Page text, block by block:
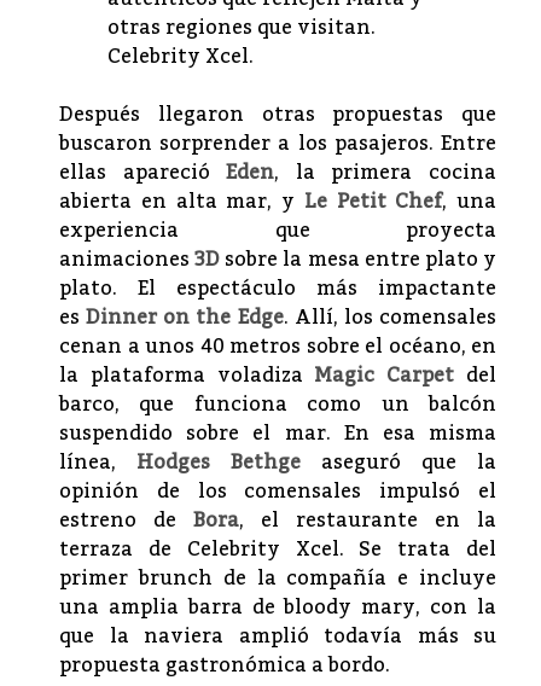
otras regiones que visitan.
Celebrity Xcel.
Después llegaron otras propuestas que
buscaron sorprender a los pasajeros. Entre
ellas aparecióEden, la primera cocina
abierta en alta mar, y Le Petit Chef, una
experiencia que proyecta
animaciones3Dsobre la mesa entre plato y
plato. El espectáculo más impactante
esDinner on the Edge. Allí, los comensales
cenan a unos 40 metros sobre el océano, en
la plataforma voladiza Magic Carpet del
barco, que funciona como un balcón
suspendido sobre el mar. En esa misma
línea, Hodges Bethge aseguró que la
opinión de los comensales impulsó el
estreno de Bora, el restaurante en la
terraza de Celebrity Xcel. Se trata del
primer brunch de la compañía e incluye
una amplia barra de bloody mary, con la
que la naviera amplió todavía más su
propuesta gastronómica a bordo.